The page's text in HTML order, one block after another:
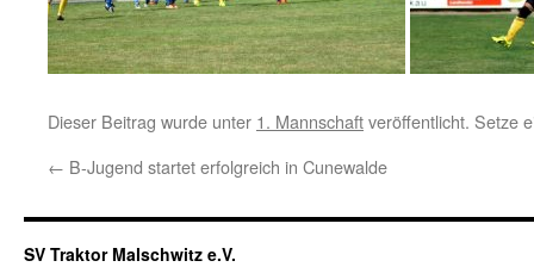
Dieser Beitrag wurde unter 1. Mannschaftveröffentlicht. Setze
← B-Jugend startet erfolgreich in Cunewalde
SV Traktor Malschwitz e.V.